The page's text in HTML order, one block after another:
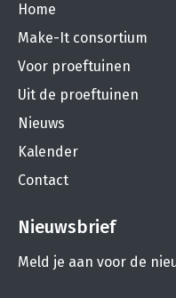
Home
Make-It consortium
Voor proeftuinen
Uit de proeftuinen
Nieuws
Kalender
Contact
Nieuwsbrief
Meld je aan voor de